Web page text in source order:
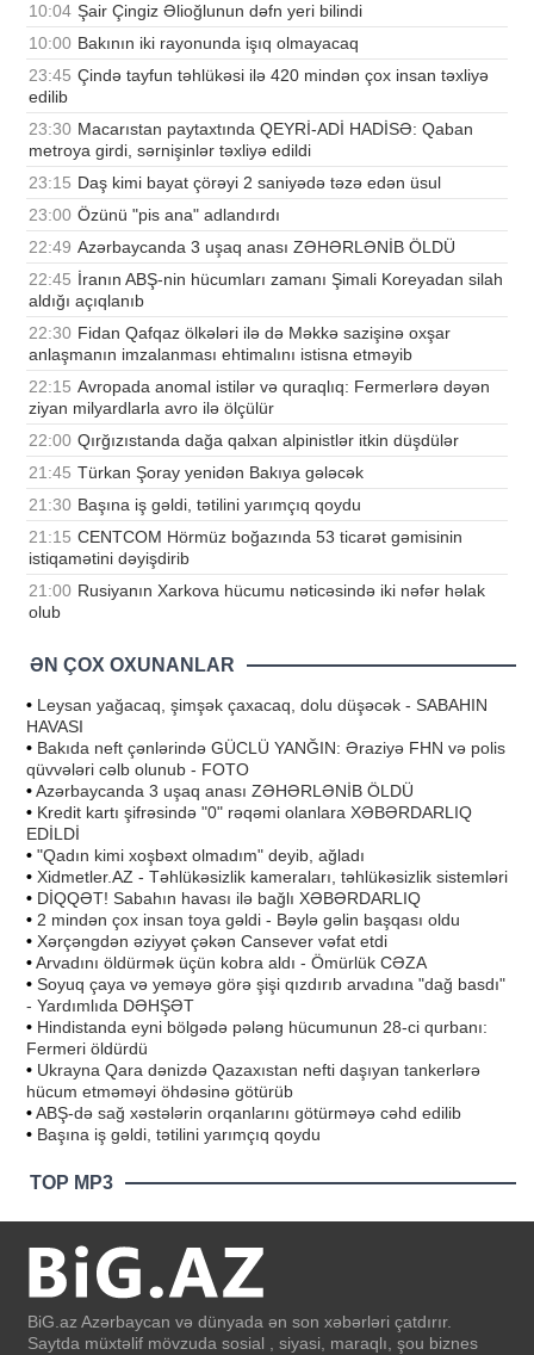
10:04 Şair Çingiz Əlioğlunun dəfn yeri bilindi
10:00 Bakının iki rayonunda işıq olmayacaq
23:45 Çində tayfun təhlükəsi ilə 420 mindən çox insan təxliyə
edilib
23:30 Macarıstan paytaxtında QEYRİ-ADİ HADİSƏ: Qaban
metroya girdi, sərnişinlər təxliyə edildi
23:15 Daş kimi bayat çörəyi 2 saniyədə təzə edən üsul
23:00 Özünü "pis ana" adlandırdı
22:49 Azərbaycanda 3 uşaq anası ZƏHƏRLƏNİB ÖLDÜ
22:45 İranın ABŞ-nin hücumları zamanı Şimali Koreyadan silah
aldığı açıqlanıb
22:30 Fidan Qafqaz ölkələri ilə də Məkkə sazişinə oxşar
anlaşmanın imzalanması ehtimalını istisna etməyib
22:15 Avropada anomal istilər və quraqlıq: Fermerlərə dəyən
ziyan milyardlarla avro ilə ölçülür
22:00 Qırğızıstanda dağa qalxan alpinistlər itkin düşdülər
21:45 Türkan Şoray yenidən Bakıya gələcək
21:30 Başına iş gəldi, tətilini yarımçıq qoydu
21:15 CENTCOM Hörmüz boğazında 53 ticarət gəmisinin
istiqamətini dəyişdirib
21:00 Rusiyanın Xarkova hücumu nəticəsində iki nəfər həlak
olub
ƏN ÇOX OXUNANLAR
• Leysan yağacaq, şimşək çaxacaq, dolu düşəcək - SABAHIN
HAVASI
• Bakıda neft çənlərində GÜCLÜ YANĞIN: Əraziyə FHN və polis
qüvvələri cəlb olunub - FOTO
•Azərbaycanda 3 uşaq anası ZƏHƏRLƏNİB ÖLDÜ
• Kredit kartı şifrəsində "0" rəqəmi olanlara XƏBƏRDARLIQ
EDİLDİ
• "Qadın kimi xoşbəxt olmadım" deyib, ağladı
• Xidmetler.AZ - Təhlükəsizlik kameraları, təhlükəsizlik sistemləri
• DİQQƏT! Sabahın havası ilə bağlı XƏBƏRDARLIQ
• 2 mindən çox insan toya gəldi - Bəylə gəlin başqası oldu
• Xərçəngdən əziyyət çəkən Cansever vəfat etdi
•Arvadını öldürmək üçün kobra aldı - Ömürlük CƏZA
• Soyuq çaya və yeməyə görə şişi qızdırıb arvadına "dağ basdı"
- Yardımlıda DƏHŞƏT
• Hindistanda eyni bölgədə pələng hücumunun 28-ci qurbanı:
Fermeri öldürdü
• Ukrayna Qara dənizdə Qazaxıstan nefti daşıyan tankerlərə
hücum etməməyi öhdəsinə götürüb
•ABŞ-də sağ xəstələrin orqanlarını götürməyə cəhd edilib
• Başına iş gəldi, tətilini yarımçıq qoydu
TOP MP3
BiG.az Azərbaycan və dünyada ən son xəbərləri çatdırır.
Saytda müxtəlif mövzuda sosial , siyasi, maraqlı, şou biznes